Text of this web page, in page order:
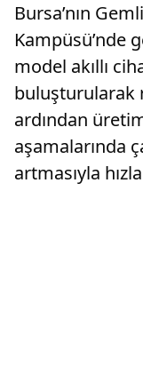
Bursa’nın
Kampüsü’nde
model akıllı
buluşturularak
ardından
aşamalarında
artmasıyla